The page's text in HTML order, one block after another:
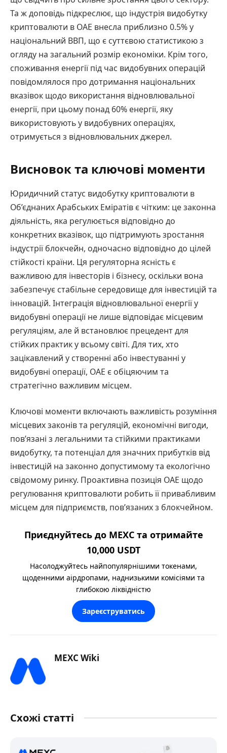
Та ж доповідь підкреслює, що індустрія видобутку
криптовалюти в ОАЕ внесла приблизно 0.5% у
національний ВВП, що є суттєвою статистикою з
огляду на загальний розмір економіки. Крім того,
споживання енергії під час видобувних операцій
повідомлялося про дотримання національних
вказівок щодо використання відновлювальної
енергії, при цьому понад 60% енергії, яку
використовують у видобувних операціях,
отримується з відновлювальних джерел.
Висновок та ключові моменти
Юридичний статус видобутку криптовалюти в
Об’єднаних Арабських Еміратів є чітким: це законна
діяльність, яка регулюється відповідно до
конкретних вказівок, що підтримують зростання
індустрії блокчейн, одночасно відповідно до цілей
стійкості країни. Ця регуляторна ясність є
важливою для інвесторів і бізнесу, оскільки вона
забезпечує стабільне середовище для інвестицій та
інновацій. Інтеграція відновлювальної енергії у
видобувні операції не лише відповідає місцевим
регуляціям, але й встановлює прецедент для
стійких практик у всьому світі. Для тих, хто
зацікавлений у створенні або інвестуванні у
видобувні операції, ОАЕ є обіцяючим та
стратегічно важливим місцем.
Ключові моменти включають важливість розуміння
місцевих законів та регуляцій, економічні вигоди,
пов’язані з легальними та стійкими практиками
видобутку, та потенціал для значних прибутків від
інвестицій на законно допустимому та екологічно
свідомому ринку. Проактивна позиція ОАЕ щодо
регулювання криптовалюти робить її привабливим
місцем для підприємств, пов’язаних з блокчейном.
Приєднуйтесь до MEXC та отримайте
10,000 USDT
Насолоджуйтесь найпопулярнішими токенами,
щоденними аірдропами, наднизькими комісіями та
глибокою ліквідністю
Зареєструватись
MEXC Wiki
Схожі статті